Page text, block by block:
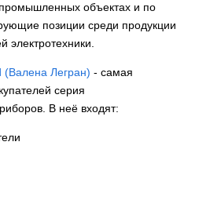
объектах и по
позиции среди продукции
электротехники.
Легран) - самая
серия
В неё входят: